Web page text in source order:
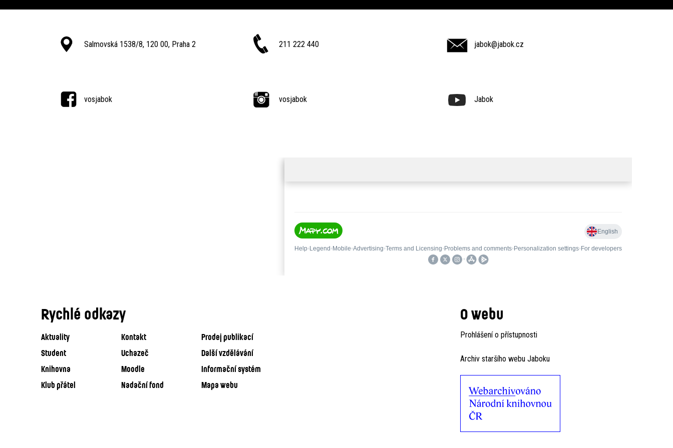
Salmovská 1538/8, 120 00, Praha 2 211 222 440 jabok@jabok.cz
vosjabok vosjabok Jabok
Rychlé odkazy
Aktuality Kontakt
Prodej publikací
Student
Uchazeč
Další vzdělávání
Knihovna
Moodle
Informační systém
Klub přátel
Nadační fond Mapa webu
O webu
Prohlášení o přístupnosti
Archiv staršího webu Jaboku